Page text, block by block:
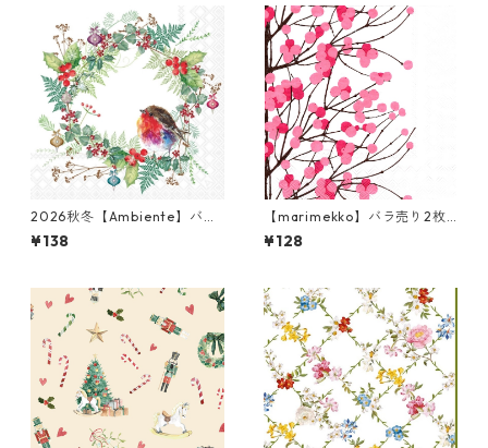
2026秋冬【Ambiente】バラ
売り2枚 ランチサイズ ペーパ
ーナプキン Robins Wreath ホ
¥138
【marimekko】バラ売り2枚
ランチサイズ ペーパーナプキ
ン LUMIMARJA ホワイト×ピ
¥128